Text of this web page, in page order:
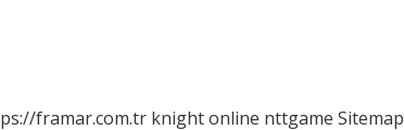
framar.com.tr knight online nttgame Sitemap